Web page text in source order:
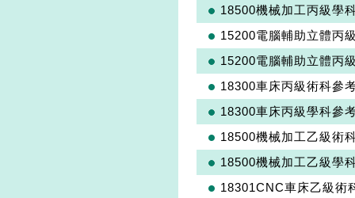
18500機械加工丙級學
15200電腦輔助立體丙
15200電腦輔助立體丙
18300車床丙級術科參
18300車床丙級學科參
18500機械加工乙級術
18500機械加工乙級學
18301CNC車床乙級術